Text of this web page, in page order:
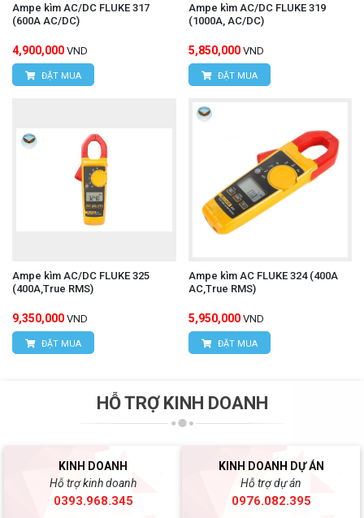
Ampe kìm AC/DC FLUKE 317
(600A AC/DC)
4,900,000 VND
ĐẶT MUA
Ampe kìm AC/DC FLUKE 319
(1000A, AC/DC)
5,850,000 VND
ĐẶT MUA
Ampe kìm AC/DC FLUKE 325
(400A,True RMS)
9,350,000 VND
ĐẶT MUA
Ampe kìm AC FLUKE 324 (400A
AC,True RMS)
5,950,000 VND
ĐẶT MUA
HỖ TRỢ KINH DOANH
KINH DOANH
Hỗ trợ kinh doanh
0393.968.345
KINH DOANH DỰ ÁN
Hỗ trợ dự án
0976.082.395